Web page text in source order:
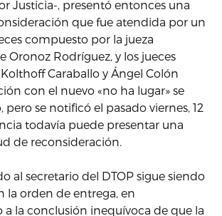
Justicia-, presentó entonces una
que fue atendida por un
compuesto por la jueza
Oronoz Rodríguez, y los jueces
Caraballo y Ángel Colón
con el nuevo «no ha lugar» se
se notificó el pasado viernes, 12
todavía puede presentar una
de reconsideración.
al secretario del DTOP sigue siendo
la orden de entrega, en
la conclusión inequívoca de que la